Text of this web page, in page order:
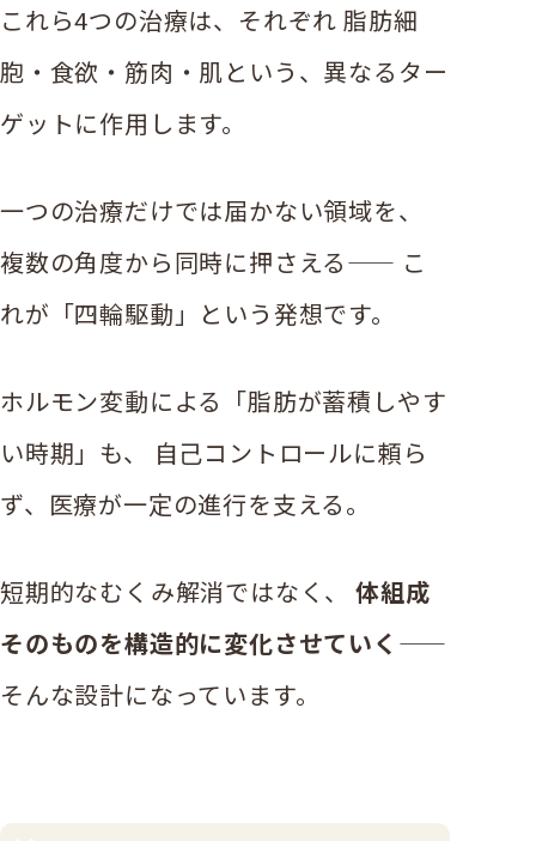
これら4つの治療は、それぞれ 脂肪細
胞・食欲・筋肉・肌という、異なるター
ゲットに作用します。
一つの治療だけでは届かない領域を、
複数の角度から同時に押さえる—— こ
れが「四輪駆動」という発想です。
ホルモン変動による「脂肪が蓄積しやす
い時期」も、 自己コントロールに頼ら
ず、医療が一定の進行を支える。
短期的なむくみ解消ではなく、 体組成
そのものを構造的に変化させていく ——
そんな設計になっています。